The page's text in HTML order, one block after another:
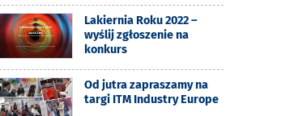
Lakiernia Roku 2022 –
wyślij zgłoszenie na
konkurs
Od jutra zapraszamy na
targi ITM Industry Europe